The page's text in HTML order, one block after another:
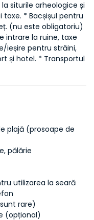
siturile arheologice și
* Bacșișul pentru
(nu este obligatoriu)
intrare la ruine, taxe
ieșire pentru străini,
și hotel. * Transportul
plajă (prosoape de
pălărie
utilizarea la seară
rare)
(opțional)